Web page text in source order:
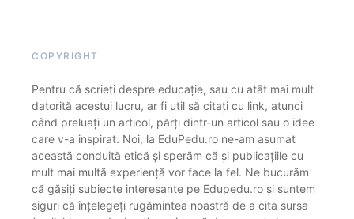
COPYRIGHT
Pentru că scrieți despre educație, sau cu atât mai mult
datorită acestui lucru, ar fi util să citați cu link, atunci
când preluați un articol, părți dintr-un articol sau o idee
care v-a inspirat. Noi, la EduPedu.ro ne-am asumat
această conduită etică și sperăm că și publicațiile cu
mult mai multă experiență vor face la fel. Ne bucurăm
că găsiți subiecte interesante pe Edupedu.ro și suntem
siguri că înțelegeți rugămintea noastră de a cita sursa